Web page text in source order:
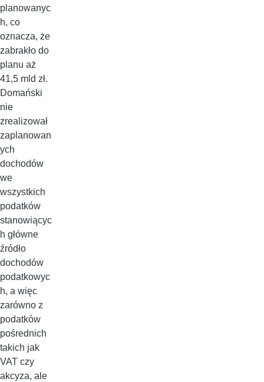
planowanyc
h, co
oznacza, że
zabrakło do
planu aż
41,5 mld zł.
Domański
nie
zrealizował
zaplanowan
ych
dochodów
we
wszystkich
podatków
stanowiącyc
h główne
źródło
dochodów
podatkowyc
h, a więc
zarówno z
podatków
pośrednich
takich jak
VAT czy
akcyza, ale